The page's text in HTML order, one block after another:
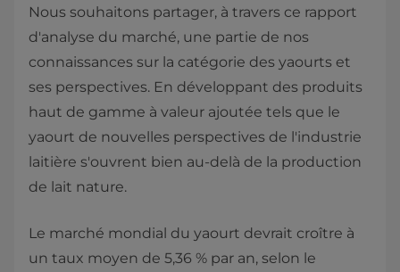
Nous souhaitons partager, à travers ce rapport
d'analyse du marché, une partie de nos
connaissances sur la catégorie des yaourts et
ses perspectives. En développant des produits
haut de gamme à valeur ajoutée tels que le
yaourt de nouvelles perspectives de l'industrie
laitière s'ouvrent bien au-delà de la production
de lait nature.
Le marché mondial du yaourt devrait croître à
un taux moyen de 5,36 % par an, selon le